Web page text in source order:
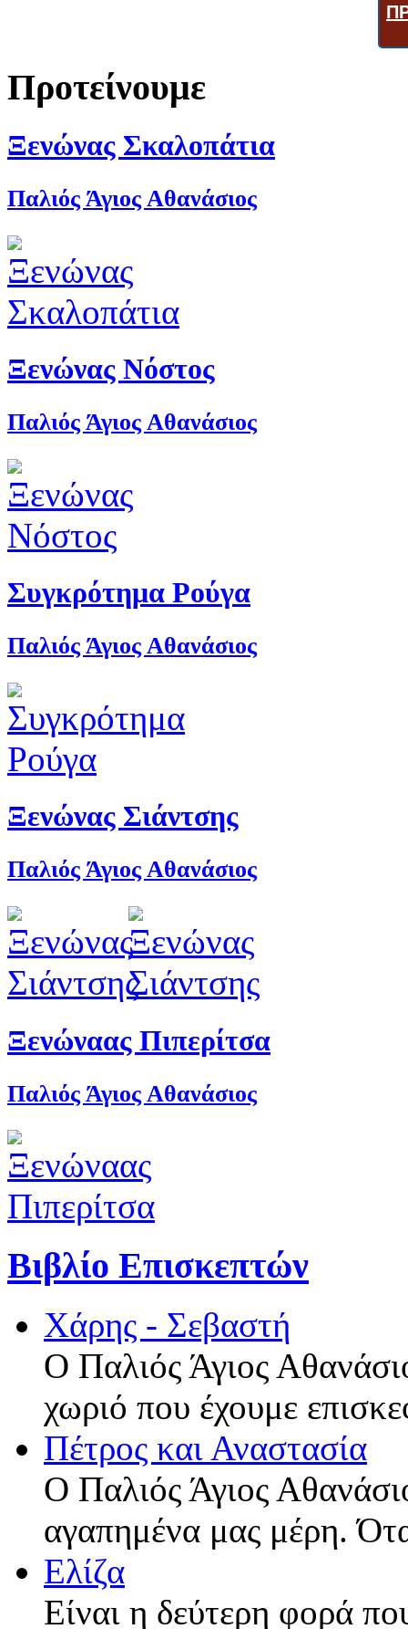
Προτείνουμε
Ξενώνας Σκαλοπάτια
Παλιός Άγιος Αθανάσιος
Ξενώνας Νόστος
Παλιός Άγιος Αθανάσιος
Συγκρότημα Ρούγα
Παλιός Άγιος Αθανάσιος
Ξενώνας Σιάντσης
Παλιός Άγιος Αθανάσιος
Ξενώναας Πιπερίτσα
Παλιός Άγιος Αθανάσιος
Βιβλίο Επισκεπτών
Χάρης - Σεβαστή
Ο Παλιός Άγιος
χωριό που έχουμε
Πέτρος και Αναστασία
Ο Παλιός Άγιος
αγαπημένα μας μέρη.
Ελίζα
Είναι η δεύτερη φορά